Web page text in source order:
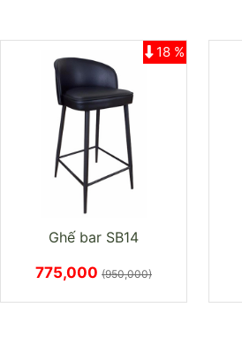
Ghế bar SB14
18 %
775,000 (950,000)